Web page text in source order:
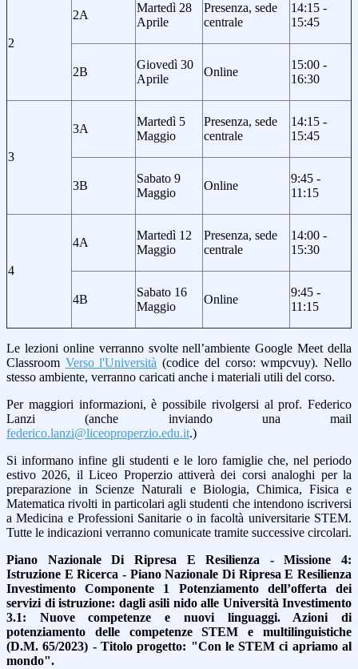
2
2A
Martedì 28
Aprile
Presenza, sede
centrale
14:15 -
15:45
2B
Giovedì 30
Aprile
Online
15:00 -
16:30
3
3A
Martedì 5
Maggio
Presenza, sede
centrale
14:15 -
15:45
3B
Sabato 9
Maggio
Online
9:45 -
11:15
4
4A
Martedì 12
Maggio
Presenza, sede
centrale
14:00 -
15:30
4B
Sabato 16
Maggio
Online
9:45 -
11:15
Le lezioni online verranno svolte nell’ambiente Google Meet della
Classroom Verso l'Università (codice del corso: wmpcvuy). Nello
stesso ambiente, verranno caricati anche i materiali utili del corso.
Per maggiori informazioni, è possibile rivolgersi al prof. Federico
Lanzi (anche inviando una mail
federico.lanzi@liceoproperzio.edu.it.)
Si informano infine gli studenti e le loro famiglie che, nel periodo
estivo 2026, il Liceo Properzio attiverà dei corsi analoghi per la
preparazione in Scienze Naturali e Biologia, Chimica, Fisica e
Matematica rivolti in particolari agli studenti che intendono iscriversi
a Medicina e Professioni Sanitarie o in facoltà universitarie STEM.
Tutte le indicazioni verranno comunicate tramite successive circolari.
Piano Nazionale Di Ripresa E Resilienza - Missione 4:
Istruzione E Ricerca - Piano Nazionale Di Ripresa E Resilienza
Investimento Componente 1 Potenziamento dell’offerta dei
servizi di istruzione: dagli asili nido alle Università Investimento
3.1: Nuove competenze e nuovi linguaggi. Azioni di
potenziamento delle competenze STEM e multilinguistiche
(D.M. 65/2023) - Titolo progetto: "Con le STEM ci apriamo al
mondo".